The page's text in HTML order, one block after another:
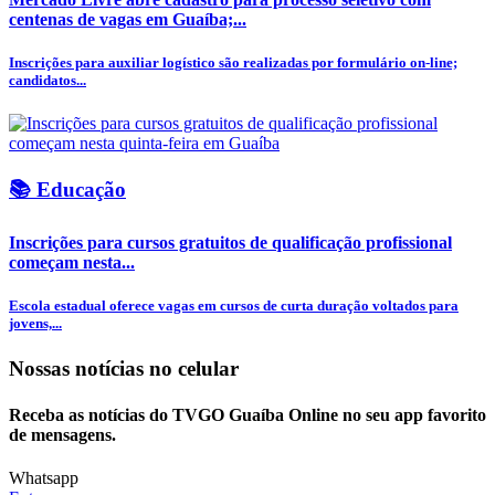
centenas de vagas em Guaíba;...
Inscrições para auxiliar logístico são realizadas por formulário on-line;
candidatos...
📚 Educação
Inscrições para cursos gratuitos de qualificação profissional
começam nesta...
Escola estadual oferece vagas em cursos de curta duração voltados para
jovens,...
Nossas notícias no celular
Receba as notícias do TVGO Guaíba Online no seu app favorito
de mensagens.
Whatsapp